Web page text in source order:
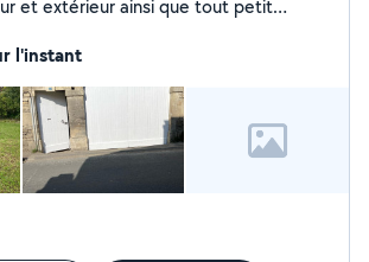
et extérieur ainsi que tout petit
l'instant